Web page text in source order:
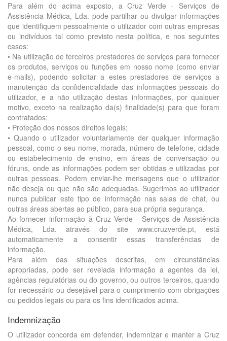
Para além do acima exposto, a Cruz Verde - Serviços de
Assistência Médica, Lda. pode partilhar ou divulgar informações
que identifiquem pessoalmente o utilizador com outras empresas
ou indivíduos tal como previsto nesta política, e nos seguintes
casos:
• Na utilização de terceiros prestadores de serviços para fornecer
os produtos, serviços ou funções em nosso nome (como enviar
e-mails), podendo solicitar a estes prestadores de serviços a
manutenção da confidencialidade das informações pessoais do
utilizador, e a não utilização destas informações, por qualquer
motivo, exceto na realização da(s) finalidade(s) para que foram
contratados;
• Proteção dos nossos direitos legais;
• Quando o utilizador voluntariamente der qualquer informação
pessoal, como o seu nome, morada, número de telefone, cidade
ou estabelecimento de ensino, em áreas de conversação ou
fóruns, onde as informações podem ser obtidas e utilizadas por
outras pessoas. Podem enviar-lhe mensagens que o utilizador
não deseja ou que não são adequadas. Sugerimos ao utilizador
nunca publicar este tipo de informação nas salas de chat, ou
outras áreas abertas ao público, para sua própria segurança.
Ao fornecer informação à Cruz Verde - Serviços de Assistência
Médica, Lda. através do site www.cruzverde.pt, está
automaticamente a consentir essas transferências de
informação.
Para além das situações descritas, em circunstâncias
apropriadas, pode ser revelada informação a agentes da lei,
agências regulatórias ou do governo, ou outros terceiros, quando
for necessário ou desejável para o cumprimento com obrigações
ou pedidos legais ou para os fins identificados acima.
Indemnização
O utilizador concorda em defender, indemnizar e manter a Cruz